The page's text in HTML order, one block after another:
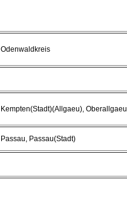
Odenwaldkreis
Kempten(Stadt)(Allgaeu), Oberallgaeu
Passau, Passau(Stadt)